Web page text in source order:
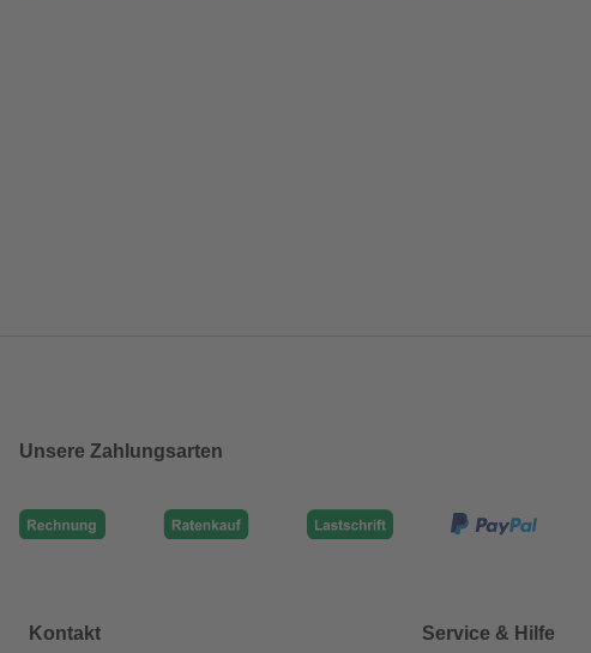
Unsere Zahlungsarten
Kontakt Service & Hilfe